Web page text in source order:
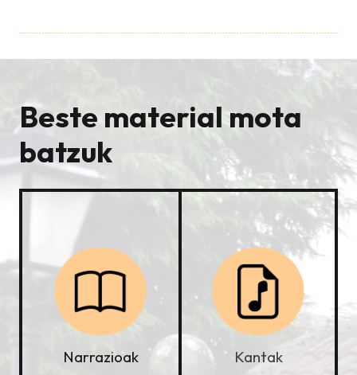
Beste material mota
batzuk
Narrazioak Kantak